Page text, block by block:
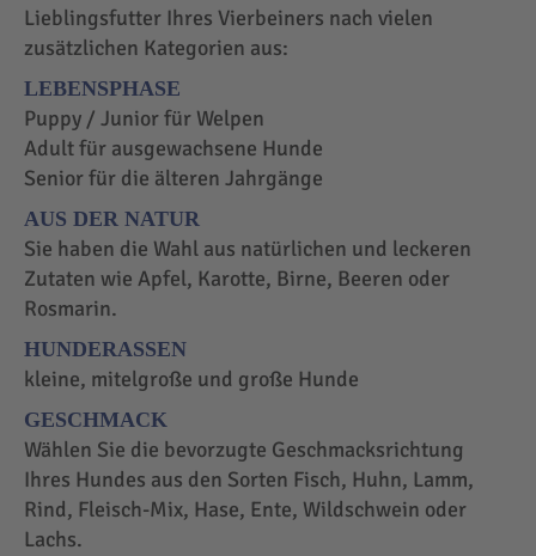
Lieblingsfutter Ihres Vierbeiners nach vielen
zusätzlichen Kategorien aus:
LEBENSPHASE
Puppy / Junior für Welpen
Adult für ausgewachsene Hunde
Senior für die älteren Jahrgänge
AUS DER NATUR
Sie haben die Wahl aus natürlichen und leckeren
Zutaten wie Apfel, Karotte, Birne, Beeren oder
Rosmarin.
HUNDERASSEN
kleine, mitelgroße und große Hunde
GESCHMACK
Wählen Sie die bevorzugte Geschmacksrichtung
Ihres Hundes aus den Sorten Fisch, Huhn, Lamm,
Rind, Fleisch-Mix, Hase, Ente, Wildschwein oder
Lachs.